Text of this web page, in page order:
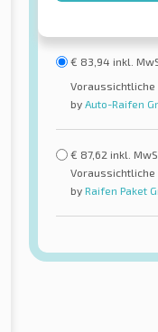
€ 83,94 inkl.
Voraussichtliche
by Auto-Raifen
€ 87,62 inkl.
Voraussichtliche
by Raifen Paket